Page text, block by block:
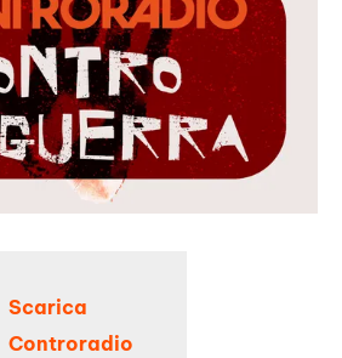
Scarica
Controradio